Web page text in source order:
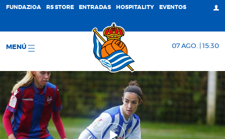
FUNDAZIOA RS STORE ENTRADAS HOSPITALITY EVENTOS
MENÚ 07 AGO. | 15:30